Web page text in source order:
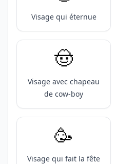
Visage qui éternue
🤠
Visage avec chapeau
de cow-boy
🥳
Visage qui fait la fête